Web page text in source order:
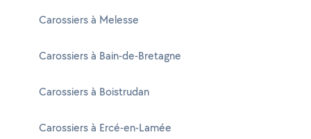
Carossiers à Melesse
Carossiers à Bain-de-Bretagne
Carossiers à Boistrudan
Carossiers à Ercé-en-Lamée